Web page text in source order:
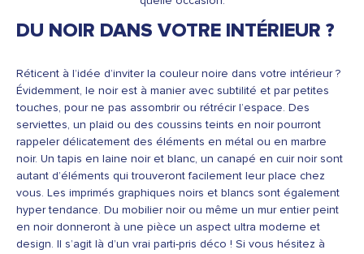
DU NOIR DANS VOTRE INTÉRIEUR ?
Réticent à l’idée d’inviter la couleur noire dans votre intérieur ?
Évidemment, le noir est à manier avec subtilité et par petites
touches, pour ne pas assombrir ou rétrécir l’espace. Des
serviettes, un plaid ou des coussins teints en noir pourront
rappeler délicatement des éléments en métal ou en marbre
noir. Un tapis en laine noir et blanc, un canapé en cuir noir sont
autant d’éléments qui trouveront facilement leur place chez
vous. Les imprimés graphiques noirs et blancs sont également
hyper tendance. Du mobilier noir ou même un mur entier peint
en noir donneront à une pièce un aspect ultra moderne et
design. Il s’agit là d’un vrai parti-pris déco ! Si vous hésitez à